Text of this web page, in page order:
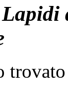
Lapidi
trovato